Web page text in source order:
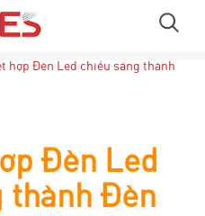
hợp Đèn Led chiếu sáng thành
Đèn Led
thành Đèn